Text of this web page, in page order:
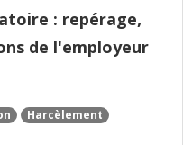
: repérage,
de l'employeur
Harcèlement